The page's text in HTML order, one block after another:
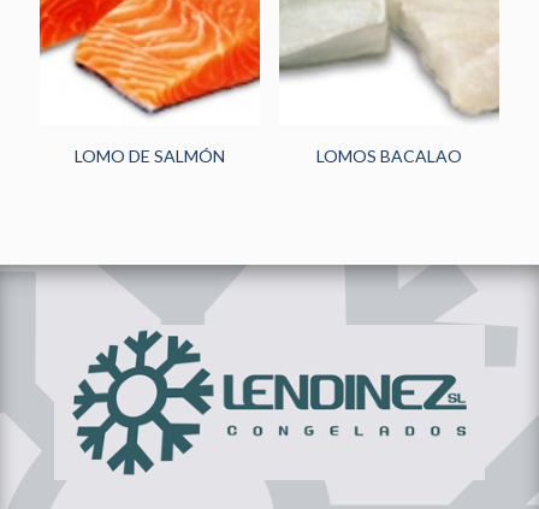
LOMO DE SALMÓN LOMOS BACALAO